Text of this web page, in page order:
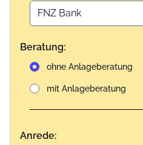
Beratung:
ohne Anlageberatung
mit Anlageberatung
Anrede: